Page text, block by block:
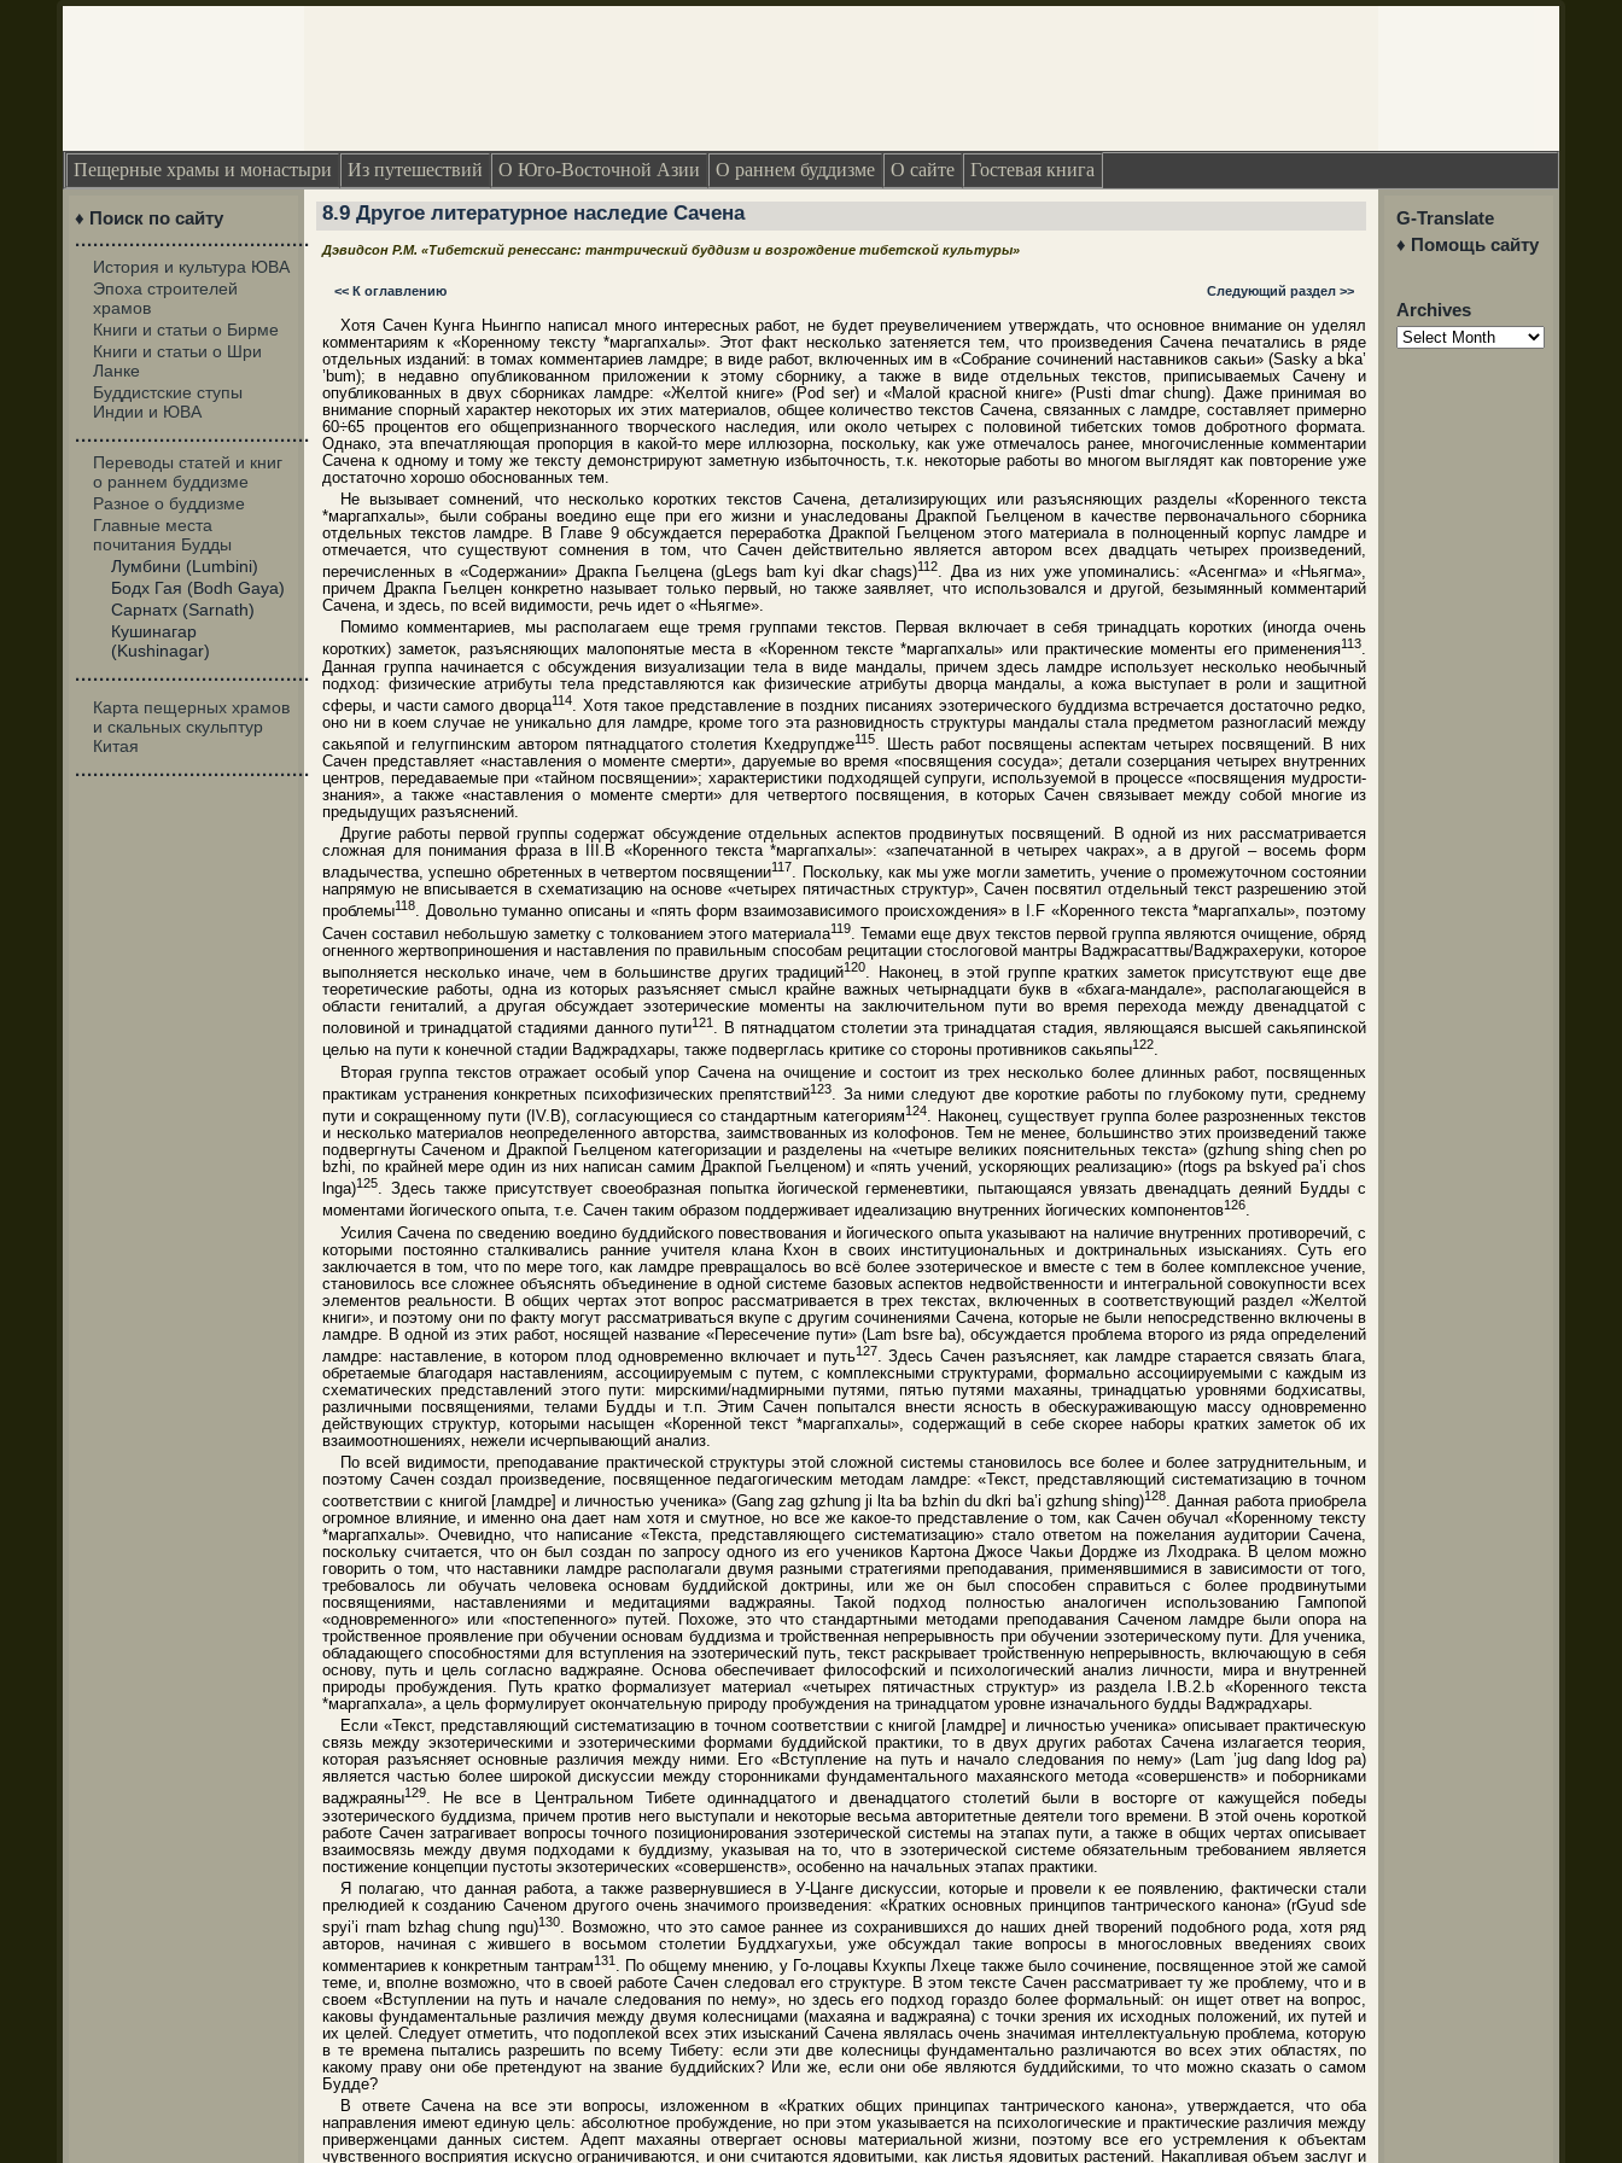
Пещерные храмы и монастыри Из путешествий О Юго-Восточной Азии О раннем буддизме О сайте Гостевая книга
♦ Поиск по сайту
·······································
История и культура ЮВА
Эпоха строителей
храмов
Книги и статьи о Бирме
Книги и статьи о Шри
Ланке
Буддистские ступы
Индии и ЮВА
·······································
Переводы статей и книг
о раннем буддизме
Разное о буддизме
Главные места
почитания Будды
Лумбини (Lumbini)
Бодх Гая (Bodh Gaya)
Сарнатх (Sarnath)
Кушинагар
(Kushinagar)
·······································
Карта пещерных храмов
и скальных скульптур
Китая
·······································
8.9 Другое литературное наследие Сачена
Дэвидсон Р.М. «Тибетский ренессанс: тантрический буддизм и возрождение тибетской культуры»
<< К оглавлению Следующий раздел >>
Хотя Сачен Кунга Ньингпо написал много интересных работ, не будет преувеличением утверждать, что основное внимание он уделял
комментариям к «Коренному тексту *маргапхалы». Этот факт несколько затеняется тем, что произведения Сачена печатались в ряде
отдельных изданий: в томах комментариев ламдре; в виде работ, включенных им в «Собрание сочинений наставников сакьи» (Sasky a bka’
’bum); в недавно опубликованном приложении к этому сборнику, а также в виде отдельных текстов, приписываемых Сачену и
опубликованных в двух сборниках ламдре: «Желтой книге» (Pod ser) и «Малой красной книге» (Pusti dmar chung). Даже принимая во
внимание спорный характер некоторых их этих материалов, общее количество текстов Сачена, связанных с ламдре, составляет примерно
60÷65 процентов его общепризнанного творческого наследия, или около четырех с половиной тибетских томов добротного формата.
Однако, эта впечатляющая пропорция в какой-то мере иллюзорна, поскольку, как уже отмечалось ранее, многочисленные комментарии
Сачена к одному и тому же тексту демонстрируют заметную избыточность, т.к. некоторые работы во многом выглядят как повторение уже
достаточно хорошо обоснованных тем.
Не вызывает сомнений, что несколько коротких текстов Сачена, детализирующих или разъясняющих разделы «Коренного текста
*маргапхалы», были собраны воедино еще при его жизни и унаследованы Дракпой Гьелценом в качестве первоначального сборника
отдельных текстов ламдре. В Главе 9 обсуждается переработка Дракпой Гьелценом этого материала в полноценный корпус ламдре и
отмечается, что существуют сомнения в том, что Сачен действительно является автором всех двадцать четырех произведений,
перечисленных в «Содержании» Дракпа Гьелцена (gLegs bam kyi dkar chags)112. Два из них уже упоминались: «Асенгма» и «Ньягма»,
причем Дракпа Гьелцен конкретно называет только первый, но также заявляет, что использовался и другой, безымянный комментарий
Сачена, и здесь, по всей видимости, речь идет о «Ньягме».
Помимо комментариев, мы располагаем еще тремя группами текстов. Первая включает в себя тринадцать коротких (иногда очень
коротких) заметок, разъясняющих малопонятые места в «Коренном тексте *маргапхалы» или практические моменты его применения113.
Данная группа начинается с обсуждения визуализации тела в виде мандалы, причем здесь ламдре использует несколько необычный
подход: физические атрибуты тела представляются как физические атрибуты дворца мандалы, а кожа выступает в роли и защитной
сферы, и части самого дворца114
. Хотя такое представление в поздних писаниях эзотерического буддизма встречается достаточно редко,
оно ни в коем случае не уникально для ламдре, кроме того эта разновидность структуры мандалы стала предметом разногласий между
сакьяпой и гелугпинским автором пятнадцатого столетия Кхедрупдже115. Шесть работ посвящены аспектам четырех посвящений. В них
Сачен представляет «наставления о моменте смерти», даруемые во время «посвящения сосуда»; детали созерцания четырех внутренних
центров, передаваемые при «тайном посвящении»; характеристики подходящей супруги, используемой в процессе «посвящения мудрости-
знания», а также «наставления о моменте смерти» для четвертого посвящения, в которых Сачен связывает между собой многие из
предыдущих разъяснений.
Другие работы первой группы содержат обсуждение отдельных аспектов продвинутых посвящений. В одной из них рассматривается
сложная для понимания фраза в III.B «Коренного текста *маргапхалы»: «запечатанной в четырех чакрах», а в другой – восемь форм
владычества, успешно обретенных в четвертом посвящении117. Поскольку, как мы уже могли заметить, учение о промежуточном состоянии
напрямую не вписывается в схематизацию на основе «четырех пятичастных структур», Сачен посвятил отдельный текст разрешению этой
проблемы118. Довольно туманно описаны и «пять форм взаимозависимого происхождения» в I.F «Коренного текста *маргапхалы», поэтому
Сачен составил небольшую заметку с толкованием этого материала119
. Темами еще двух текстов первой группа являются очищение, обряд
огненного жертвоприношения и наставления по правильным способам рецитации стослоговой мантры Ваджрасаттвы/Ваджрахеруки, которое
выполняется несколько иначе, чем в большинстве других традиций120. Наконец, в этой группе кратких заметок присутствуют еще две
теоретические работы, одна из которых разъясняет смысл крайне важных четырнадцати букв в «бхага-мандале», располагающейся в
области гениталий, а другая обсуждает эзотерические моменты на заключительном пути во время перехода между двенадцатой с
половиной и тринадцатой стадиями данного пути121. В пятнадцатом столетии эта тринадцатая стадия, являющаяся высшей сакьяпинской
целью на пути к конечной стадии Ваджрадхары, также подверглась критике со стороны противников сакьяпы122.
Вторая группа текстов отражает особый упор Сачена на очищение и состоит из трех несколько более длинных работ, посвященных
практикам устранения конкретных психофизических препятствий123
. За ними следуют две короткие работы по глубокому пути, среднему
пути и сокращенному пути (IV.B), согласующиеся со стандартным категориям124. Наконец, существует группа более разрозненных текстов
и несколько материалов неопределенного авторства, заимствованных из колофонов. Тем не менее, большинство этих произведений также
подвергнуты Саченом и Дракпой Гьелценом категоризации и разделены на «четыре великих пояснительных текста» (gzhung shing chen po
bzhi, по крайней мере один из них написан самим Дракпой Гьелценом) и «пять учений, ускоряющих реализацию» (rtogs pa bskyed pa’i chos
lnga)125. Здесь также присутствует своеобразная попытка йогической герменевтики, пытающаяся увязать двенадцать деяний Будды с
моментами йогического опыта, т.е. Сачен таким образом поддерживает идеализацию внутренних йогических компонентов126.
Усилия Сачена по сведению воедино буддийского повествования и йогического опыта указывают на наличие внутренних противоречий, с
которыми постоянно сталкивались ранние учителя клана Кхон в своих институциональных и доктринальных изысканиях. Суть его
заключается в том, что по мере того, как ламдре превращалось во всё более эзотерическое и вместе с тем в более комплексное учение,
становилось все сложнее объяснять объединение в одной системе базовых аспектов недвойственности и интегральной совокупности всех
элементов реальности. В общих чертах этот вопрос рассматривается в трех текстах, включенных в соответствующий раздел «Желтой
книги», и поэтому они по факту могут рассматриваться вкупе с другим сочинениями Сачена, которые не были непосредственно включены в
ламдре. В одной из этих работ, носящей название «Пересечение пути» (Lam bsre ba), обсуждается проблема второго из ряда определений
ламдре: наставление, в котором плод одновременно включает и путь127
. Здесь Сачен разъясняет, как ламдре старается связать блага,
обретаемые благодаря наставлениям, ассоциируемым с путем, с комплексными структурами, формально ассоциируемыми с каждым из
схематических представлений этого пути: мирскими/надмирными путями, пятью путями махаяны, тринадцатью уровнями бодхисатвы,
различными посвящениями, телами Будды и т.п. Этим Сачен попытался внести ясность в обескураживающую массу одновременно
действующих структур, которыми насыщен «Коренной текст *маргапхалы», содержащий в себе скорее наборы кратких заметок об их
взаимоотношениях, нежели исчерпывающий анализ.
По всей видимости, преподавание практической структуры этой сложной системы становилось все более и более затруднительным, и
поэтому Сачен создал произведение, посвященное педагогическим методам ламдре: «Текст, представляющий систематизацию в точном
соответствии с книгой [ламдре] и личностью ученика» (Gang zag gzhung ji lta ba bzhin du dkri ba’i gzhung shing)128. Данная работа приобрела
огромное влияние, и именно она дает нам хотя и смутное, но все же какое-то представление о том, как Сачен обучал «Коренному тексту
*маргапхалы». Очевидно, что написание «Текста, представляющего систематизацию» стало ответом на пожелания аудитории Сачена,
поскольку считается, что он был создан по запросу одного из его учеников Картона Джосе Чакьи Дордже из Лходрака. В целом можно
говорить о том, что наставники ламдре располагали двумя разными стратегиями преподавания, применявшимися в зависимости от того,
требовалось ли обучать человека основам буддийской доктрины, или же он был способен справиться с более продвинутыми
посвящениями, наставлениями и медитациями ваджраяны. Такой подход полностью аналогичен использованию Гампопой
«одновременного» или «постепенного» путей. Похоже, это что стандартными методами преподавания Саченом ламдре были опора на
тройственное проявление при обучении основам буддизма и тройственная непрерывность при обучении эзотерическому пути. Для ученика,
обладающего способностями для вступления на эзотерический путь, текст раскрывает тройственную непрерывность, включающую в себя
основу, путь и цель согласно ваджраяне. Основа обеспечивает философский и психологический анализ личности, мира и внутренней
природы пробуждения. Путь кратко формализует материал «четырех пятичастных структур» из раздела I.B.2.b «Коренного текста
*маргапхала», а цель формулирует окончательную природу пробуждения на тринадцатом уровне изначального будды Ваджрадхары.
Если «Текст, представляющий систематизацию в точном соответствии с книгой [ламдре] и личностью ученика» описывает практическую
связь между экзотерическими и эзотерическими формами буддийской практики, то в двух других работах Сачена излагается теория,
которая разъясняет основные различия между ними. Его «Вступление на путь и начало следования по нему» (Lam ’jug dang ldog pa)
является частью более широкой дискуссии между сторонниками фундаментального махаянского метода «совершенств» и поборниками
ваджраяны129. Не все в Центральном Тибете одиннадцатого и двенадцатого столетий были в восторге от кажущейся победы
эзотерического буддизма, причем против него выступали и некоторые весьма авторитетные деятели того времени. В этой очень короткой
работе Сачен затрагивает вопросы точного позиционирования эзотерической системы на этапах пути, а также в общих чертах описывает
взаимосвязь между двумя подходами к буддизму, указывая на то, что в эзотерической системе обязательным требованием является
постижение концепции пустоты экзотерических «совершенств», особенно на начальных этапах практики.
Я полагаю, что данная работа, а также развернувшиеся в У-Цанге дискуссии, которые и провели к ее появлению, фактически стали
прелюдией к созданию Саченом другого очень значимого произведения: «Кратких основных принципов тантрического канона» (rGyud sde
spyi’i rnam bzhag chung ngu)130. Возможно, что это самое раннее из сохранившихся до наших дней творений подобного рода, хотя ряд
авторов, начиная с жившего в восьмом столетии Буддхагухьи, уже обсуждал такие вопросы в многословных введениях своих
комментариев к конкретным тантрам131. По общему мнению, у Го-лоцавы Кхукпы Лхеце также было сочинение, посвященное этой же самой
теме, и, вполне возможно, что в своей работе Сачен следовал его структуре. В этом тексте Сачен рассматривает ту же проблему, что и в
своем «Вступлении на путь и начале следования по нему», но здесь его подход гораздо более формальный: он ищет ответ на вопрос,
каковы фундаментальные различия между двумя колесницами (махаяна и ваджраяна) с точки зрения их исходных положений, их путей и
их целей. Следует отметить, что подоплекой всех этих изысканий Сачена являлась очень значимая интеллектуальную проблема, которую
в те времена пытались разрешить по всему Тибету: если эти две колесницы фундаментально различаются во всех этих областях, по
какому праву они обе претендуют на звание буддийских? Или же, если они обе являются буддийскими, то что можно сказать о самом
Будде?
В ответе Сачена на все эти вопросы, изложенном в «Кратких общих принципах тантрического канона», утверждается, что оба
направления имеют единую цель: абсолютное пробуждение, но при этом указывается на психологические и практические различия между
приверженцами данных систем. Адепт махаяны отвергает основы материальной жизни, поэтому все его устремления к объектам
чувственного восприятия искусно ограничиваются, и они считаются ядовитыми, как листья ядовитых растений. Накапливая объем заслуг и
G-Translate
♦ Помощь сайту
Archives
Archives